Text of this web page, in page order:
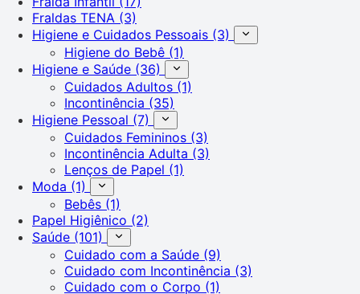
Fraldas TENA (3)
Higiene e Cuidados Pessoais (3)
Higiene do Bebê (1)
Higiene e Saúde (36)
Cuidados Adultos (1)
Incontinência (35)
Higiene Pessoal (7)
Cuidados Femininos (3)
Incontinência Adulta (3)
Lenços de Papel (1)
Moda (1)
Bebês (1)
Papel Higiênico (2)
Saúde (101)
Cuidado com a Saúde (9)
Cuidado com Incontinência (3)
Cuidado com o Corpo (1)